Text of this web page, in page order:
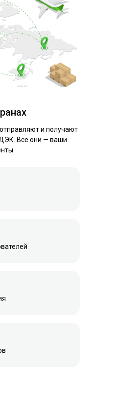
и получают
Все они — ваши